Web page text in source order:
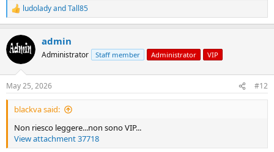
R
e
c
t
i
s
:
ludoladyandTall85
admin
Administrator Staff member Administrator VIP
May 25, 2026 #12
blackva said:
Non riesco leggere...non sono VIP...
View attachment 37718